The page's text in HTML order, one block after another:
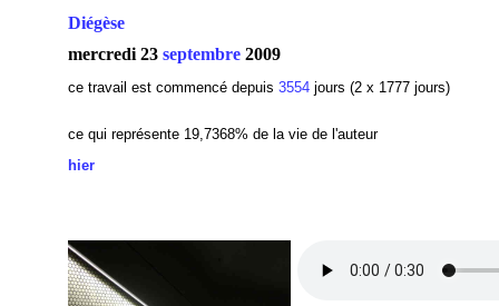
Diégèse
mercredi 23 septembre2009
ce travail est commencé depuis 3554jours (2 x 1777 jours)
ce qui représente 19,7368% de la vie de l'auteur
hier